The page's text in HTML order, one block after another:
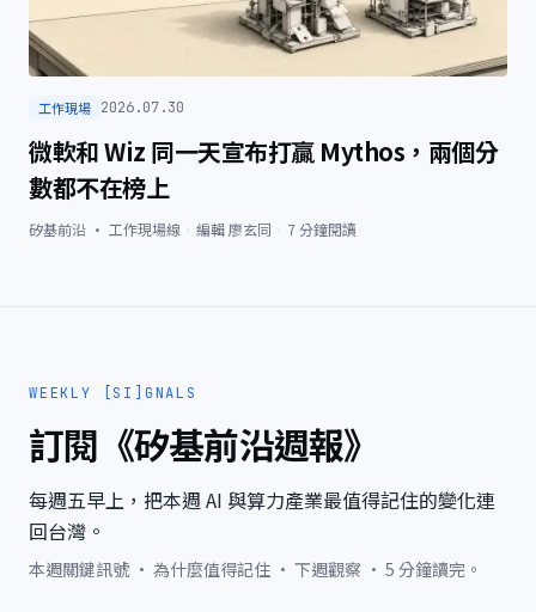
工作現場 2026.07.30
微軟和 Wiz 同一天宣布打贏 Mythos，兩個分
數都不在榜上
矽基前沿 · 工作現場線 編輯廖玄同 7分鐘閱讀
WEEKLY [SI]GNALS
訂閱《矽基前沿週報》
每週五早上，把本週 AI 與算力產業最值得記住的變化連
回台灣。
本週關鍵訊號 · 為什麼值得記住 · 下週觀察 · 5 分鐘讀完。